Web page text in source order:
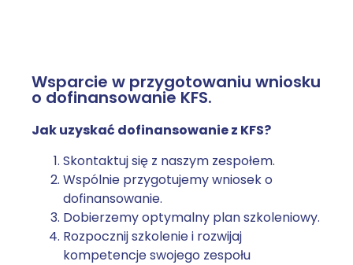
Wsparcie w przygotowaniu wniosku
o dofinansowanie KFS.
Jak uzyskać dofinansowanie z KFS?
Skontaktuj się z naszym zespołem.
Wspólnie przygotujemy wniosek o
dofinansowanie.
Dobierzemy optymalny plan szkoleniowy.
Rozpocznij szkolenie i rozwijaj
kompetencje swojego zespołu